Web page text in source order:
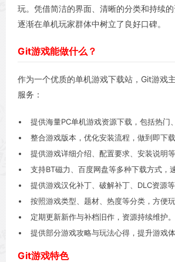
玩。凭借简洁的界面、清晰的分类和持续
逐渐在单机玩家群体中树立了良好口碑。
Git游戏能做什么？
作为一个优质的单机游戏下载站，Git游戏
服务：
提供海量PC单机游戏资源下载，包括热门
整合游戏版本，优化安装流程，做到即下载
提供游戏详细介绍、配置要求、安装说明等
支持BT磁力、百度网盘等多种下载方式，
提供游戏汉化补丁、破解补丁、DLC资源等
按照游戏类型、题材、热度等分类，方便玩
定期更新新作与补档旧作，资源持续维护。
提供部分游戏攻略与玩法心得，提升游戏体
Git游戏特色